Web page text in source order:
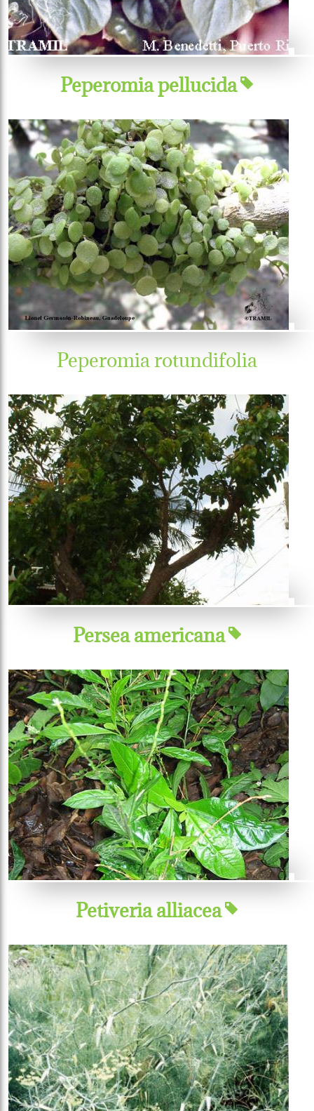
Peperomia pellucida
Peperomia rotundifolia
Persea americana
Petiveria alliacea